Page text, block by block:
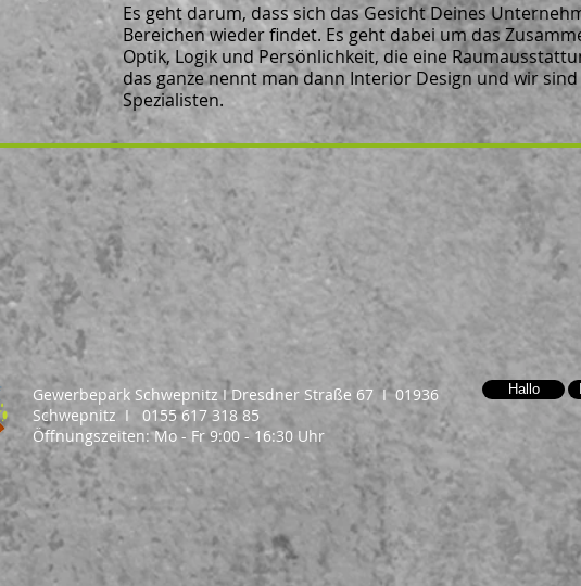
Es geht darum, dass sich das Gesicht Deines
Bereichen wieder findet. Es geht dabei um das
Optik, Logik und Persönlichkeit, die eine
das ganze nennt man dann Interior Design und wir
Spezialisten.
Gewerbepark Schwepnitz I Dresdner Straße 67 I 01936
Schwepnitz I 0155 617 318 85
Öffnungszeiten: Mo - Fr 9:00 - 16:30 Uhr
Hallo